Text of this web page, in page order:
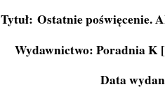
Tytuł: Ostatnie poświęcenie.
Wydawnictwo: Poradnia K
Data